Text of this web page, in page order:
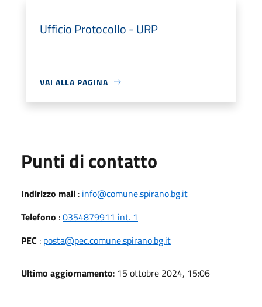
Ufficio Protocollo - URP
VAI ALLA PAGINA
Punti di contatto
Indirizzo mail : info@comune.spirano.bg.it
Telefono :0354879911 int. 1
PEC : posta@pec.comune.spirano.bg.it
Ultimo aggiornamento: 15 ottobre 2024, 15:06